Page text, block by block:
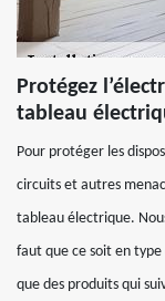
Protégez
tableau
Pour protéger les
circuits et autres
tableau électrique.
faut que ce soit en type
que des produits qui